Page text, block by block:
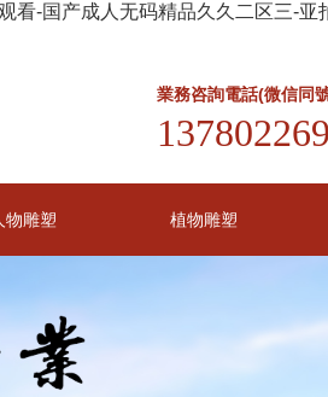
看-国产成人无码精品久久二区三-亚
業務咨詢電話(微信同
物雕塑 植物雕塑